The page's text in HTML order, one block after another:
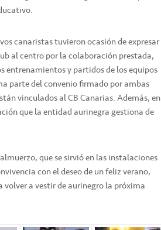
canaristas tuvieron ocasión de expresar
al centro por la colaboración prestada,
entrenamientos y partidos de los equipos
parte del convenio firmado por ambas
vinculados al CB Canarias. Además, en
que la entidad aurinegra gestiona de
que se sirvió en las instalaciones
con el deseo de un feliz verano,
a vestir de aurinegro la próxima